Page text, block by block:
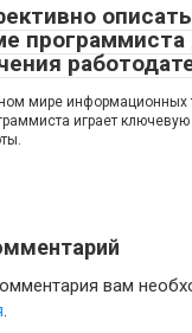
программиста
мире информационных
играет
вам